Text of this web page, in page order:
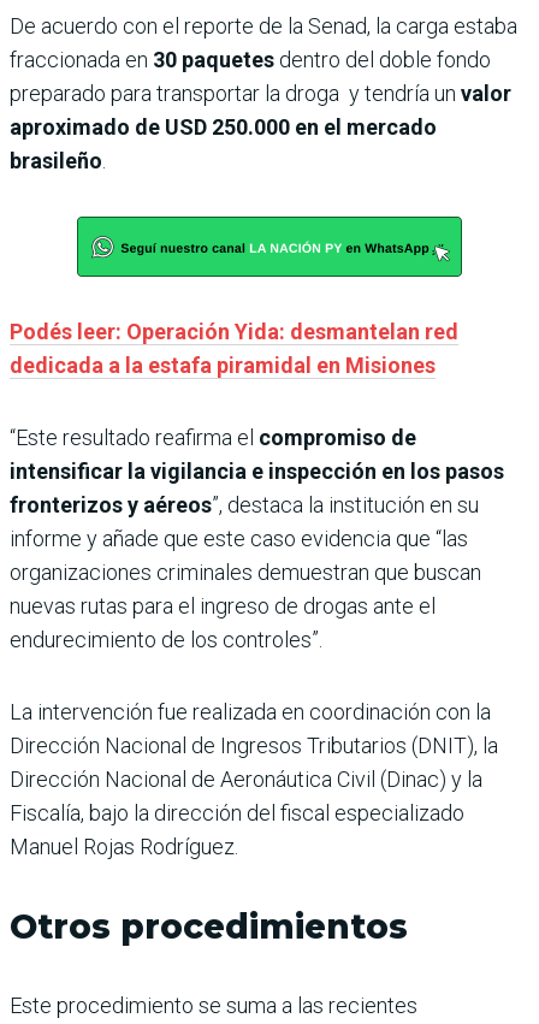
De acuerdo con el reporte de la Senad, la carga estaba
fraccionada en 30 paquetes dentro del doble fondo
preparado para transportar la droga y tendría un valor
aproximado de USD 250.000 en el mercado
brasileño
Podés leer: Operación Yida: desmantelan red
dedicada a la estafa piramidal en Misiones
“Este resultado reafirma el compromiso de
intensificar la vigilancia e inspección en los pasos
fronterizos y aéreos”, destaca la institución en su
informe y añade que este caso evidencia que “las
organizaciones criminales demuestran que buscan
nuevas rutas para el ingreso de drogas ante el
endurecimiento de los controles”.
La intervención fue realizada en coordinación con la
Dirección Nacional de Ingresos Tributarios (DNIT), la
Dirección Nacional de Aeronáutica Civil (Dinac) y la
Fiscalía, bajo la dirección del fiscal especializado
Manuel Rojas Rodríguez.
Otros procedimientos
Este procedimiento se suma a las recientes